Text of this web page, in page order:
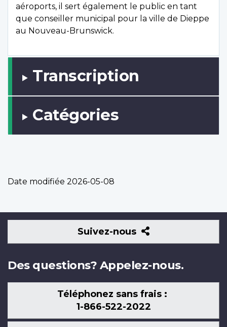
aéroports, il sert également le public en tant
que conseiller municipal pour la ville de Dieppe
au Nouveau-Brunswick.
Transcription
Catégories
Date modifiée 2026-05-08
Suivez-nous
Suivez-
nous
Des questions? Appelez-nous.
Téléphonez sans frais :
1-866-522-2022